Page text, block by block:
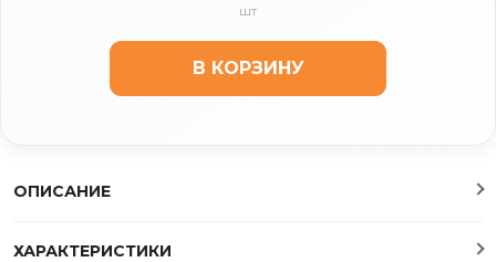
шт
В КОРЗИНУ
ОПИСАНИЕ
ХАРАКТЕРИСТИКИ